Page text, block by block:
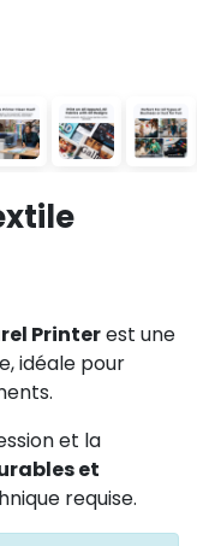
Printerest une
idéale pour
et la
et
requise.